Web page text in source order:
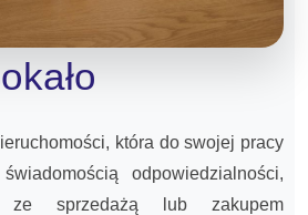
która do swojej pracy
odpowiedzialności,
sprzedażą lub zakupem